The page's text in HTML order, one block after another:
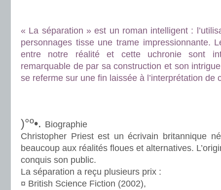
« La séparation » est un roman intelligent :
personnages tisse une trame impressionnante.
entre notre réalité et cette uchronie sont
remarquable de par sa construction et son
se referme sur une fin laissée à l’interprétation de
)°º•. Biographie
Christopher Priest est un écrivain britannique
beaucoup aux réalités floues et alternatives.
conquis son public.
La séparation a reçu plusieurs prix :
¤ British Science Fiction (2002),